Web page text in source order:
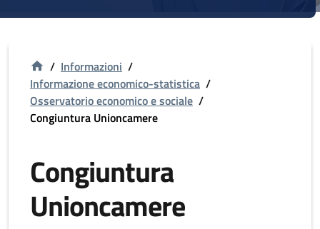
/ Informazioni /
Informazione economico-statistica /
Osservatorio economico e sociale /
Congiuntura Unioncamere
Congiuntura
Unioncamere